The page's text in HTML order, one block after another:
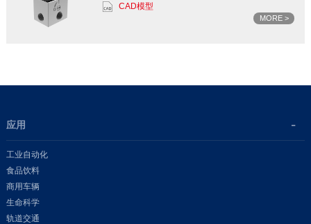
CAD模型
MORE >
应用
工业自动化
食品饮料
商用车辆
生命科学
轨道交通